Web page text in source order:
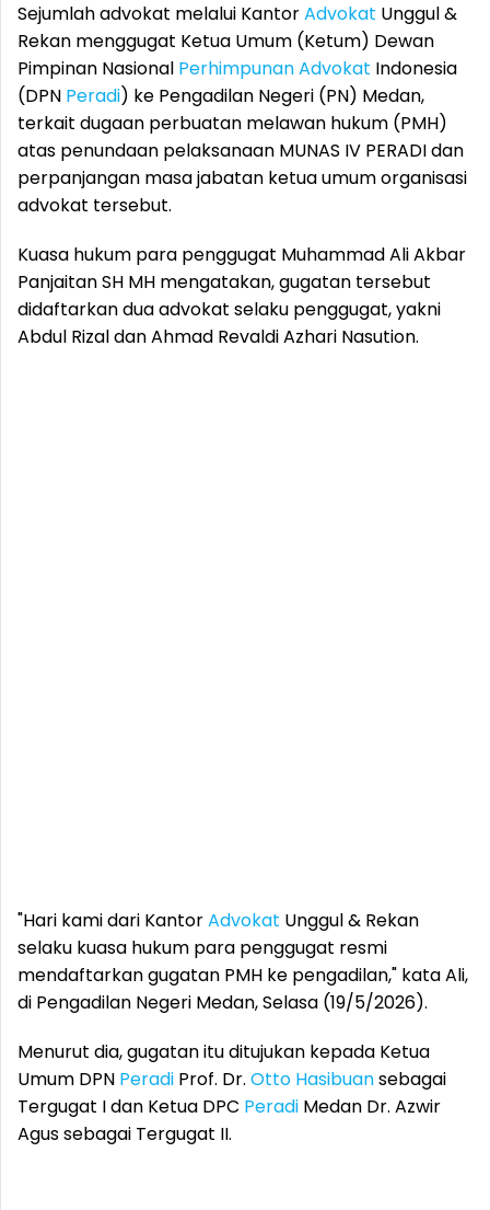
Sejumlah advokat melalui KantorAdvokat Unggul &
Rekan menggugat Ketua Umum (Ketum) Dewan
Pimpinan Nasional PerhimpunanAdvokat Indonesia
(DPN Peradi) ke Pengadilan Negeri (PN) Medan,
terkait dugaan perbuatan melawan hukum (PMH)
atas penundaan pelaksanaan MUNAS IV PERADI dan
perpanjangan masa jabatan ketua umum organisasi
advokat tersebut.
Kuasa hukum para penggugat Muhammad Ali Akbar
Panjaitan SH MH mengatakan, gugatan tersebut
didaftarkan dua advokat selaku penggugat, yakni
Abdul Rizal dan Ahmad Revaldi Azhari Nasution.
"Hari kami dari KantorAdvokat Unggul & Rekan
selaku kuasa hukum para penggugat resmi
mendaftarkan gugatan PMH ke pengadilan," kata Ali,
di Pengadilan Negeri Medan, Selasa (19/5/2026).
Menurut dia, gugatan itu ditujukan kepada Ketua
Umum DPN Peradi Prof. Dr. Otto Hasibuansebagai
Tergugat I dan Ketua DPC Peradi Medan Dr. Azwir
Agus sebagai Tergugat II.